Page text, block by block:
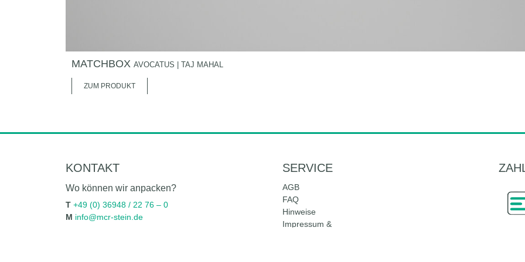
MATCHBOX AVOCATUS | TAJ MAHAL
ZUM PRODUKT
KONTAKT
Wo können wir anpacken?
T +49 (0) 36948 / 22 76 – 0
M info@mcr-stein.de
SERVICE
AGB
FAQ
Hinweise
Impressum &